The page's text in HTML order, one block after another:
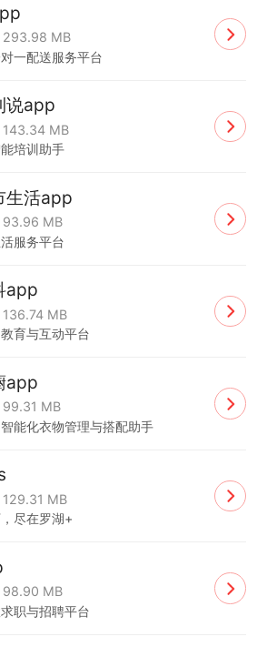
293.98 MB
一配送服务平台
说app
143.34 MB
培训助手
生活app
93.96 MB
服务平台
app
136.74 MB
育与互动平台
app
99.31 MB
能化衣物管理与搭配助手
129.31 MB
尽在罗湖+
98.90 MB
职与招聘平台